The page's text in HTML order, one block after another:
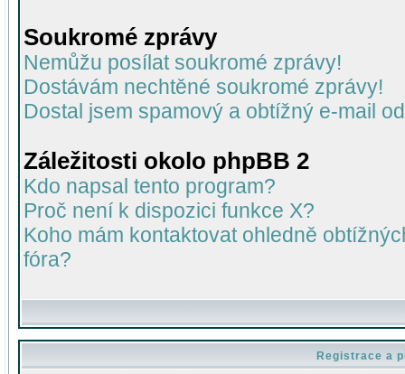
Soukromé zprávy
Nemůžu posílat soukromé zprávy!
Dostávám nechtěné soukromé zprávy!
Dostal jsem spamový a obtížný e-mail
Záležitosti okolo phpBB 2
Kdo napsal tento program?
Proč není k dispozici funkce X?
Koho mám kontaktovat ohledně
fóra?
Registrace a